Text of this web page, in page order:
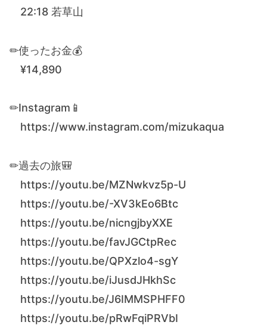
22:18 若草山
✏︎使ったお金💰
¥14,890
✏︎Instagram📱
https://www.instagram.com/mizukaqua
✏︎過去の旅🎒
https://youtu.be/MZNwkvz5p-U
https://youtu.be/-XV3kEo6Btc
https://youtu.be/nicngjbyXXE
https://youtu.be/favJGCtpRec
https://youtu.be/QPXzlo4-sgY
https://youtu.be/iJusdJHkhSc
https://youtu.be/J6IMMSPHFF0
https://youtu.be/pRwFqiPRVbI